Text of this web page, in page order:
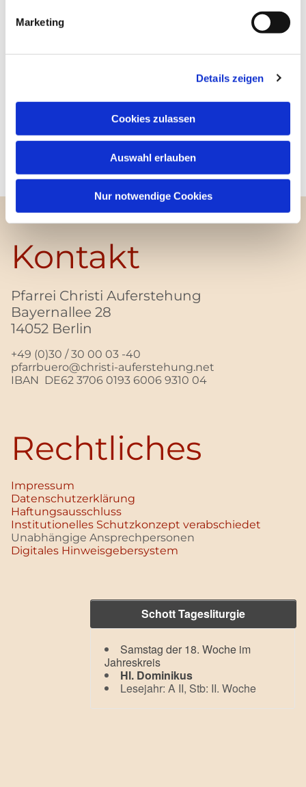
Marketing
Details zeigen
Cookies zulassen
Auswahl erlauben
Nur notwendige Cookies
Kontakt
Pfarrei Christi Auferstehung
Bayernallee 28
14052 Berlin
+49 (0)30 / 30 00 03 -40
pfarrbuero@christi-auferstehung.net
IBAN DE62 3706 0193 6006 9310 04
Rechtliches
Impressum
Datenschutz­erklärung
Haftungsausschluss
Institutionelles Schutzkonzept verabschiedet
Unabhängige Ansprechpersonen
Digitales Hinweisgebersystem
Schott Tagesliturgie
Samstag der 18. Woche im
Jahreskreis
Hl. Dominikus
Lesejahr: A II, Stb: II. Woche